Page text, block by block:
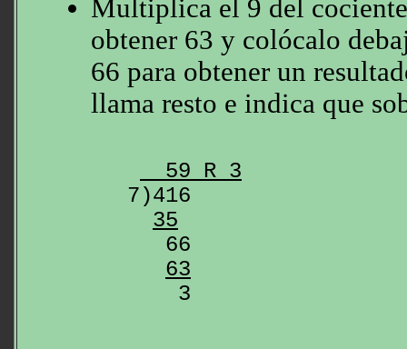
Multiplica el 9 del
obtener 63 y colócalo
66 para obtener un
llama resto e indica que
59 R 3
7)416
35
66
63